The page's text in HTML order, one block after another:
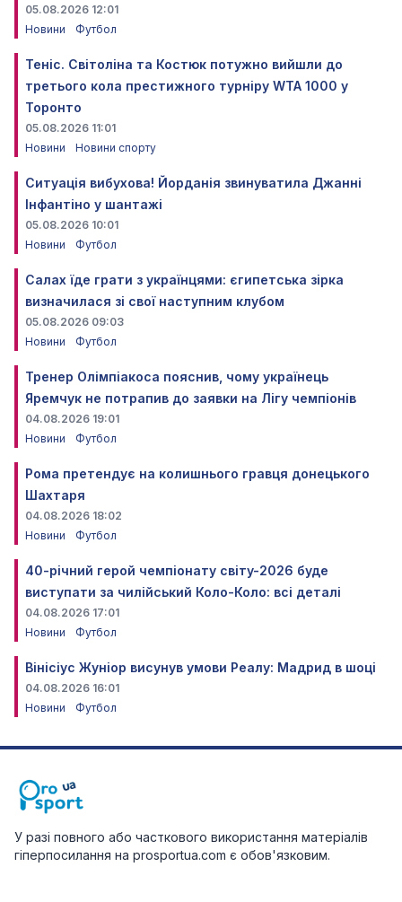
05.08.2026 12:01
Новини
Футбол
Теніс. Світоліна та Костюк потужно вийшли до
третього кола престижного турніру WTA 1000 у
Торонто
05.08.2026 11:01
Новини
Новини спорту
Ситуація вибухова! Йорданія звинуватила Джанні
Інфантіно у шантажі
05.08.2026 10:01
Новини
Футбол
Салах їде грати з українцями: єгипетська зірка
визначилася зі свої наступним клубом
05.08.2026 09:03
Новини
Футбол
Тренер Олімпіакоса пояснив, чому українець
Яремчук не потрапив до заявки на Лігу чемпіонів
04.08.2026 19:01
Новини
Футбол
Рома претендує на колишнього гравця донецького
Шахтаря
04.08.2026 18:02
Новини
Футбол
40-річний герой чемпіонату світу-2026 буде
виступати за чилійський Коло-Коло: всі деталі
04.08.2026 17:01
Новини
Футбол
Вінісіус Жуніор висунув умови Реалу: Мадрид в шоці
04.08.2026 16:01
Новини
Футбол
У разі повного або часткового використання матеріалів
гіперпосилання на prosportua.com є обов'язковим.